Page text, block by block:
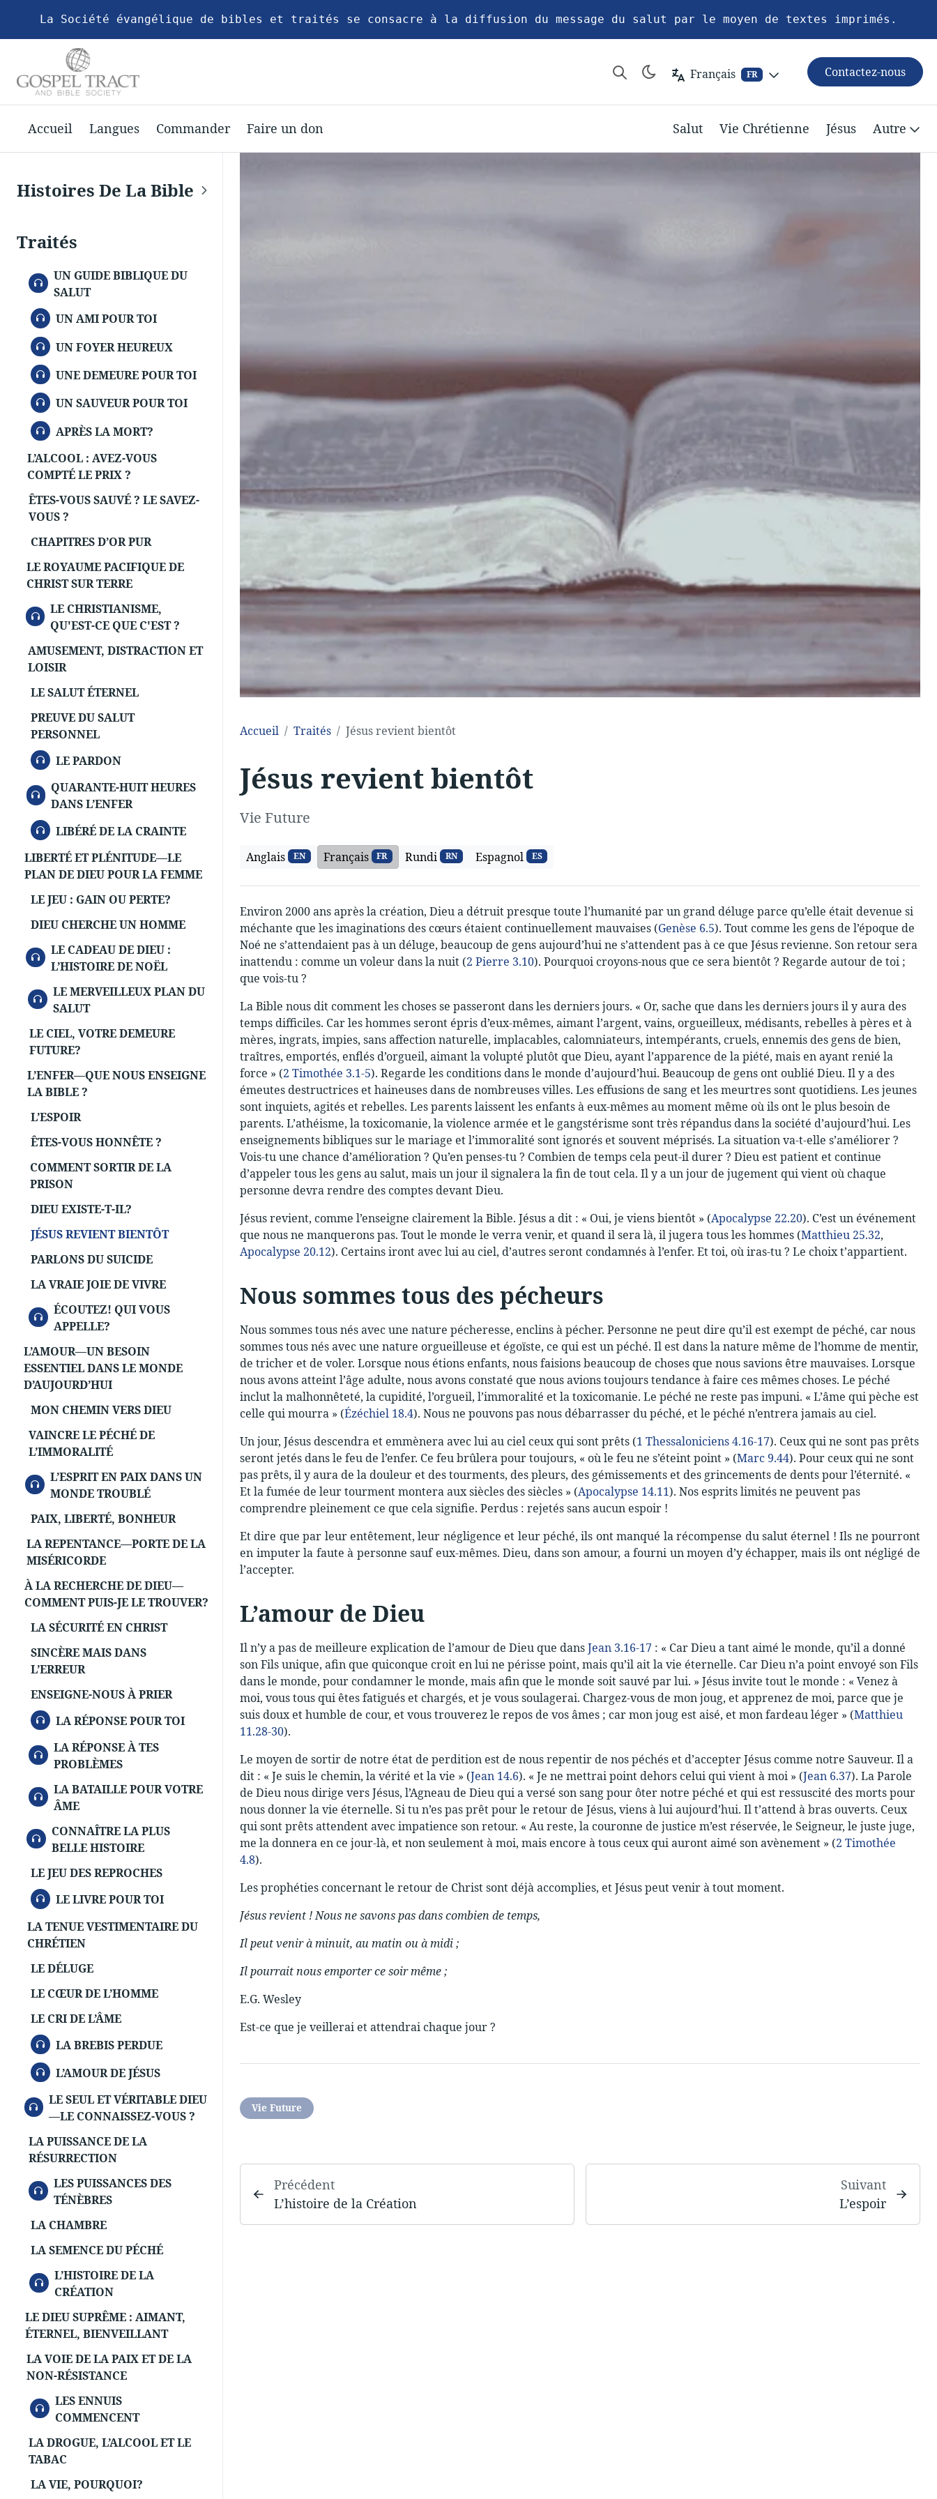
La Société évangélique de bibles et traités se consacre à la diffusion du message du salut par le moyen de textes imprimés.
Français FR Contactez-nous
Accueil Langues Commander Faire un don Salut Vie Chrétienne Jésus Autre
Histoires De La Bible
Traités
AUDIO
UN GUIDE BIBLIQUE DU
SALUT
AUDIO
UN AMI POUR TOI
AUDIO
UN FOYER HEUREUX
AUDIO
UNE DEMEURE POUR TOI
AUDIO
UN SAUVEUR POUR TOI
AUDIO
APRÈS LA MORT?
L’ALCOOL : AVEZ-VOUS
COMPTÉ LE PRIX ?
ÊTES-VOUS SAUVÉ ? LE SAVEZ-
VOUS ?
CHAPITRES D’OR PUR
LE ROYAUME PACIFIQUE DE
CHRIST SUR TERRE
AUDIOLE CHRISTIANISME,
QU'EST-CE QUE C'EST ?
AMUSEMENT, DISTRACTION ET
LOISIR
LE SALUT ÉTERNEL
PREUVE DU SALUT
PERSONNEL
AUDIOLE PARDON
AUDIO
QUARANTE-HUIT HEURES
DANS L’ENFER
AUDIO
LIBÉRÉ DE LA CRAINTE
LIBERTÉ ET PLÉNITUDE—LE
PLAN DE DIEU POUR LA FEMME
LE JEU : GAIN OU PERTE?
DIEU CHERCHE UN HOMME
AUDIOLE CADEAU DE DIEU :
L’HISTOIRE DE NOËL
AUDIOLE MERVEILLEUX PLAN DU
SALUT
LE CIEL, VOTRE DEMEURE
FUTURE?
L’ENFER—QUE NOUS ENSEIGNE
LA BIBLE ?
L’ESPOIR
ÊTES-VOUS HONNÊTE ?
COMMENT SORTIR DE LA
PRISON
DIEU EXISTE-T-IL?
JÉSUS REVIENT BIENTÔT
PARLONS DU SUICIDE
LA VRAIE JOIE DE VIVRE
AUDIO
ÉCOUTEZ! QUI VOUS
APPELLE?
L’AMOUR—UN BESOIN
ESSENTIEL DANS LE MONDE
D’AUJOURD’HUI
MON CHEMIN VERS DIEU
VAINCRE LE PÉCHÉ DE
L’IMMORALITÉ
AUDIO
L’ESPRIT EN PAIX DANS UN
MONDE TROUBLÉ
PAIX, LIBERTÉ, BONHEUR
LA REPENTANCE—PORTE DE LA
MISÉRICORDE
À LA RECHERCHE DE DIEU—
COMMENT PUIS-JE LE TROUVER?
LA SÉCURITÉ EN CHRIST
SINCÈRE MAIS DANS
L’ERREUR
ENSEIGNE-NOUS À PRIER
AUDIOLA RÉPONSE POUR TOI
AUDIO
LA RÉPONSE À TES
PROBLÈMES
AUDIO
LA BATAILLE POUR VOTRE
ÂME
AUDIO
CONNAÎTRE LA PLUS
BELLE HISTOIRE
LE JEU DES REPROCHES
AUDIOLE LIVRE POUR TOI
LA TENUE VESTIMENTAIRE DU
CHRÉTIEN
LE DÉLUGE
LE CŒUR DE L’HOMME
LE CRI DE L’ÂME
AUDIOLA BREBIS PERDUE
AUDIO
L’AMOUR DE JÉSUS
AUDIO
LE SEUL ET VÉRITABLE DIEU
—LE CONNAISSEZ-VOUS ?
LA PUISSANCE DE LA
RÉSURRECTION
AUDIO
LES PUISSANCES DES
TÉNÈBRES
LA CHAMBRE
LA SEMENCE DU PÉCHÉ
AUDIO
L’HISTOIRE DE LA
CRÉATION
LE DIEU SUPRÊME : AIMANT,
ÉTERNEL, BIENVEILLANT
LA VOIE DE LA PAIX ET DE LA
NON-RÉSISTANCE
AUDIO
LES ENNUIS
COMMENCENT
LA DROGUE, L’ALCOOL ET LE
TABAC
LA VIE, POURQUOI?
Accueil Traités Jésus revient bientôt
Jésus revient bientôt
Vie Future
Anglais EN Français FR Rundi RN Espagnol ES
Environ 2000 ans après la création, Dieu a détruit presque toute l’humanité par un grand déluge parce qu’elle était devenue si
méchante que les imaginations des cœurs étaient continuellement mauvaises (Genèse 6.5). Tout comme les gens de l’époque de
Noé ne s’attendaient pas à un déluge, beaucoup de gens aujourd’hui ne s’attendent pas à ce que Jésus revienne. Son retour sera
inattendu : comme un voleur dans la nuit (2 Pierre 3.10). Pourquoi croyons-nous que ce sera bientôt ? Regarde autour de toi ;
que vois-tu ?
La Bible nous dit comment les choses se passeront dans les derniers jours. « Or, sache que dans les derniers jours il y aura des
temps difficiles. Car les hommes seront épris d’eux-mêmes, aimant l’argent, vains, orgueilleux, médisants, rebelles à pères et à
mères, ingrats, impies, sans affection naturelle, implacables, calomniateurs, intempérants, cruels, ennemis des gens de bien,
traîtres, emportés, enflés d’orgueil, aimant la volupté plutôt que Dieu, ayant l’apparence de la piété, mais en ayant renié la
force » (2 Timothée 3.1-5). Regarde les conditions dans le monde d’aujourd’hui. Beaucoup de gens ont oublié Dieu. Il y a des
émeutes destructrices et haineuses dans de nombreuses villes. Les effusions de sang et les meurtres sont quotidiens. Les jeunes
sont inquiets, agités et rebelles. Les parents laissent les enfants à eux-mêmes au moment même où ils ont le plus besoin de
parents. L’athéisme, la toxicomanie, la violence armée et le gangstérisme sont très répandus dans la société d’aujourd’hui. Les
enseignements bibliques sur le mariage et l’immoralité sont ignorés et souvent méprisés. La situation va-t-elle s’améliorer ?
Vois-tu une chance d’amélioration ? Qu’en penses-tu ? Combien de temps cela peut-il durer ? Dieu est patient et continue
d’appeler tous les gens au salut, mais un jour il signalera la fin de tout cela. Il y a un jour de jugement qui vient où chaque
personne devra rendre des comptes devant Dieu.
Jésus revient, comme l’enseigne clairement la Bible. Jésus a dit : « Oui, je viens bientôt » (Apocalypse 22.20). C’est un événement
que nous ne manquerons pas. Tout le monde le verra venir, et quand il sera là, il jugera tous les hommes (Matthieu 25.32,
Apocalypse 20.12). Certains iront avec lui au ciel, d’autres seront condamnés à l’enfer. Et toi, où iras-tu ? Le choix t’appartient.
Nous sommes tous des pécheurs
Nous sommes tous nés avec une nature pécheresse, enclins à pécher. Personne ne peut dire qu’il est exempt de péché, car nous
sommes tous nés avec une nature orgueilleuse et égoïste, ce qui est un péché. Il est dans la nature même de l’homme de mentir,
de tricher et de voler. Lorsque nous étions enfants, nous faisions beaucoup de choses que nous savions être mauvaises. Lorsque
nous avons atteint l’âge adulte, nous avons constaté que nous avions toujours tendance à faire ces mêmes choses. Le péché
inclut la malhonnêteté, la cupidité, l’orgueil, l’immoralité et la toxicomanie. Le péché ne reste pas impuni. « L’âme qui pèche est
celle qui mourra » (Ézéchiel 18.4). Nous ne pouvons pas nous débarrasser du péché, et le péché n’entrera jamais au ciel.
Un jour, Jésus descendra et emmènera avec lui au ciel ceux qui sont prêts (1 Thessaloniciens 4.16-17). Ceux qui ne sont pas prêts
seront jetés dans le feu de l’enfer. Ce feu brûlera pour toujours, « où le feu ne s’éteint point » (Marc 9.44). Pour ceux qui ne sont
pas prêts, il y aura de la douleur et des tourments, des pleurs, des gémissements et des grincements de dents pour l’éternité. «
Et la fumée de leur tourment montera aux siècles des siècles » (Apocalypse 14.11). Nos esprits limités ne peuvent pas
comprendre pleinement ce que cela signifie. Perdus : rejetés sans aucun espoir !
Et dire que par leur entêtement, leur négligence et leur péché, ils ont manqué la récompense du salut éternel ! Ils ne pourront
en imputer la faute à personne sauf eux-mêmes. Dieu, dans son amour, a fourni un moyen d’y échapper, mais ils ont négligé de
l’accepter.
L’amour de Dieu
Il n’y a pas de meilleure explication de l’amour de Dieu que dansJean 3.16-17 : « Car Dieu a tant aimé le monde, qu’il a donné
son Fils unique, afin que quiconque croit en lui ne périsse point, mais qu’il ait la vie éternelle. Car Dieu n’a point envoyé son Fils
dans le monde, pour condamner le monde, mais afin que le monde soit sauvé par lui. » Jésus invite tout le monde : « Venez à
moi, vous tous qui êtes fatigués et chargés, et je vous soulagerai. Chargez-vous de mon joug, et apprenez de moi, parce que je
suis doux et humble de cour, et vous trouverez le repos de vos âmes ; car mon joug est aisé, et mon fardeau léger » (Matthieu
11.28-30).
Le moyen de sortir de notre état de perdition est de nous repentir de nos péchés et d’accepter Jésus comme notre Sauveur. Il a
dit : « Je suis le chemin, la vérité et la vie » (Jean 14.6). « Je ne mettrai point dehors celui qui vient à moi » (Jean 6.37). La Parole
de Dieu nous dirige vers Jésus, l’Agneau de Dieu qui a versé son sang pour ôter notre péché et qui est ressuscité des morts pour
nous donner la vie éternelle. Si tu n’es pas prêt pour le retour de Jésus, viens à lui aujourd’hui. Il t’attend à bras ouverts. Ceux
qui sont prêts attendent avec impatience son retour. « Au reste, la couronne de justice m’est réservée, le Seigneur, le juste juge,
me la donnera en ce jour-là, et non seulement à moi, mais encore à tous ceux qui auront aimé son avènement » (2 Timothée
4.8).
Les prophéties concernant le retour de Christ sont déjà accomplies, et Jésus peut venir à tout moment.
Jésus revient ! Nous ne savons pas dans combien de temps,
Il peut venir à minuit, au matin ou à midi ;
Il pourrait nous emporter ce soir même ;
E.G. Wesley
Est-ce que je veillerai et attendrai chaque jour ?
Vie Future
Précédent
L’histoire de la Création
Suivant
L’espoir